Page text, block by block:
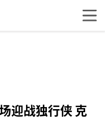
迎战独行侠 克